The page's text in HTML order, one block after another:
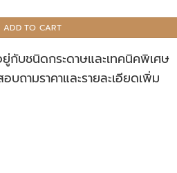
ADD TO CART
กับชนิดกระดาษและเทคนิคพิเศษ
ถามราคาและรายละเอียดเพิ่ม